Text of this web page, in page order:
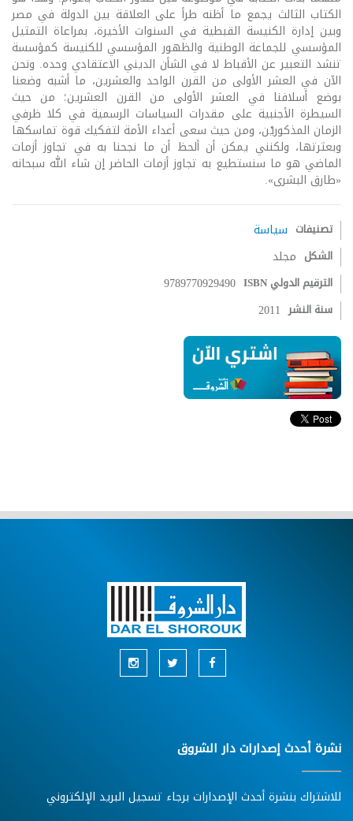
الكتاب الثالث يجمع ما أظنه طرأ على العلاقة بين الدولة في مصر
وبين إدارة الكنيسة القبطية في السنوات الأخيرة، بمراعاة التمثيل
المؤسسي للجماعة الوطنية والظهور المؤسسي للكنيسة كمؤسسة
تنشد التعبير عن الأقباط لا في الشأن الديني الاعتقادي وحده. ونحن
الآن في العشر الأولى من القرن الواحد والعشرين، ما أشبه وضعنا
بوضع أسلافنا في العشر الأولى من القرن العشرين؛ من حيث
السيطرة الأجنبية على مقدرات السياسات الرسمية في كلا ظرفي
الزمان المذكوريْن، ومن حيث سعى أعداء الأمة لتفكيك قوة تماسكها
وبعثرتها، ولكنني يمكن أن ألحظ أن ما نجحنا به في تجاوز أزمات
الماضي هو ما سنستطيع به تجاوز أزمات الحاضر إن شاء الله سبحانه
«طارق البشرى».
تصنيفات سياسة
الشكل مجلد
الترقيم الدولي ISBN 9789770929490
سنة النشر 2011
نشرة أحدث إصدارات دار الشروق
للاشتراك بنشرة أحدث الإصدارات برجاء تسجيل البريد الإلكتروني